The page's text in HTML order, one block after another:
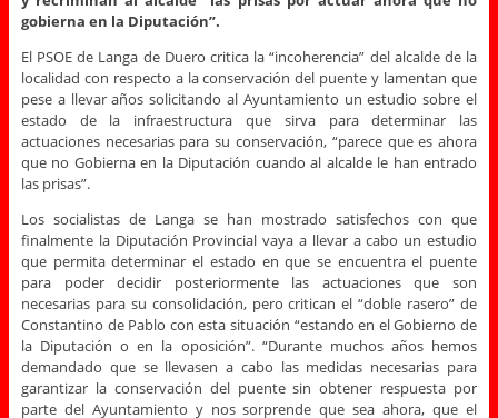
gobierna en la Diputación”.
El PSOE de Langa de Duero critica la “incoherencia” del alcalde de la
localidad con respecto a la conservación del puente y lamentan que
pese a llevar años solicitando al Ayuntamiento un estudio sobre el
estado de la infraestructura que sirva para determinar las
actuaciones necesarias para su conservación, “parece que es ahora
que no Gobierna en la Diputación cuando al alcalde le han entrado
las prisas”.
Los socialistas de Langa se han mostrado satisfechos con que
finalmente la Diputación Provincial vaya a llevar a cabo un estudio
que permita determinar el estado en que se encuentra el puente
para poder decidir posteriormente las actuaciones que son
necesarias para su consolidación, pero critican el “doble rasero” de
Constantino de Pablo con esta situación “estando en el Gobierno de
la Diputación o en la oposición”. “Durante muchos años hemos
demandado que se llevasen a cabo las medidas necesarias para
garantizar la conservación del puente sin obtener respuesta por
parte del Ayuntamiento y nos sorprende que sea ahora, que el